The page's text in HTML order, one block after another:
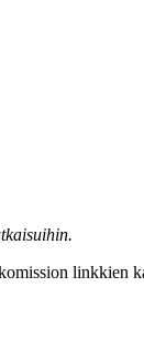
linkkien